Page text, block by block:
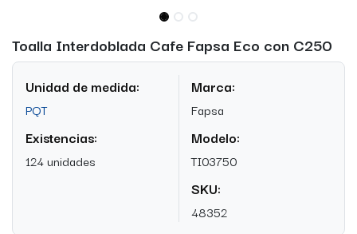
Toalla Interdoblada Cafe Fapsa Eco con C250
Unidad de medida:
PQT
Existencias:
124 unidades
Marca:
Fapsa
Modelo:
TI03750
SKU:
48352